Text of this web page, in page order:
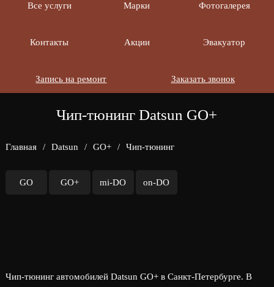
Все услуги Марки Фотогалерея
Контакты Акции Эвакуатор
Заказать звонок
Запись на ремонт
Чип-тюнинг Datsun GO+
Главная / Datsun / GO+ / Чип-тюнинг
GO GO+ mi-DO on-DO
Чип-тюнинг автомобилей Datsun GO+ в Санкт-Петербурге. В